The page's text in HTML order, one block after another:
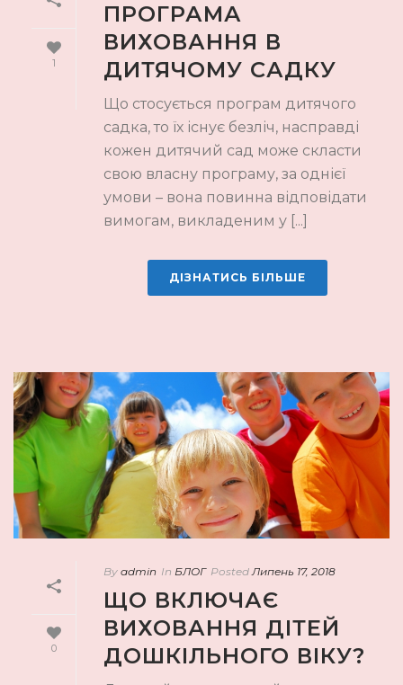
1
ПРОГРАМА
ВИХОВАННЯ В
ДИТЯЧОМУ САДКУ
Що стосується програм дитячого
садка, то їх існує безліч, насправді
кожен дитячий сад може скласти
свою власну програму, за однієї
умови – вона повинна відповідати
вимогам, викладеним у [...]
ДІЗНАТИСЬ БІЛЬШЕ
0
By admin In БЛОГ Posted Липень 17, 2018
ЩО ВКЛЮЧАЄ
ВИХОВАННЯ ДІТЕЙ
ДОШКІЛЬНОГО ВІКУ?